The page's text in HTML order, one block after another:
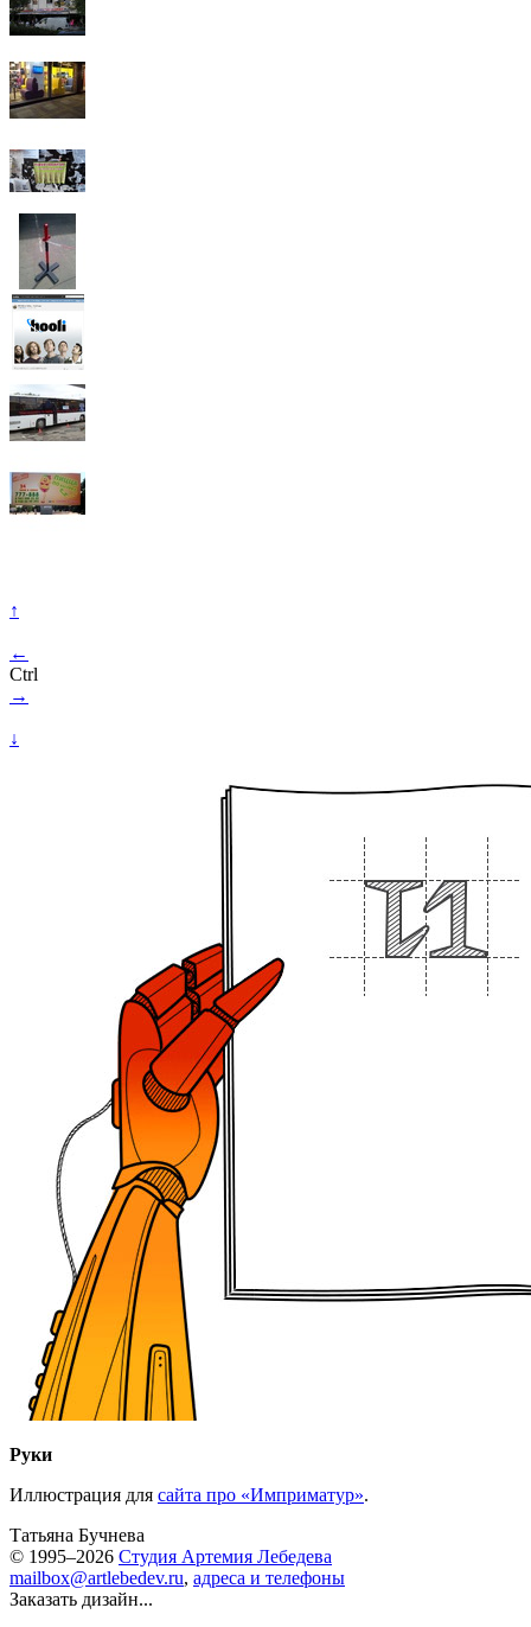
↑
←
Ctrl
→
↓
Руки
Иллюстрация для сайта про «Имприматур».
Татьяна Бучнева
© 1995–2026 Студия Артемия Лебедева
mailbox@artlebedev.ru, адреса и телефоны
Заказать дизайн...